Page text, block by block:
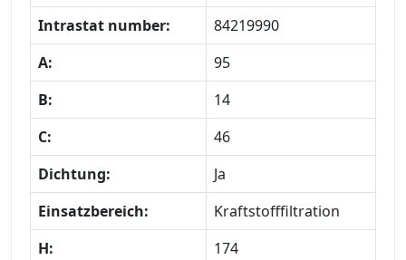
Intrastat number:
84219990
A:
95
B:
14
C:
46
Dichtung:
Ja
Einsatzbereich:
Kraftstofffiltration
H:
174